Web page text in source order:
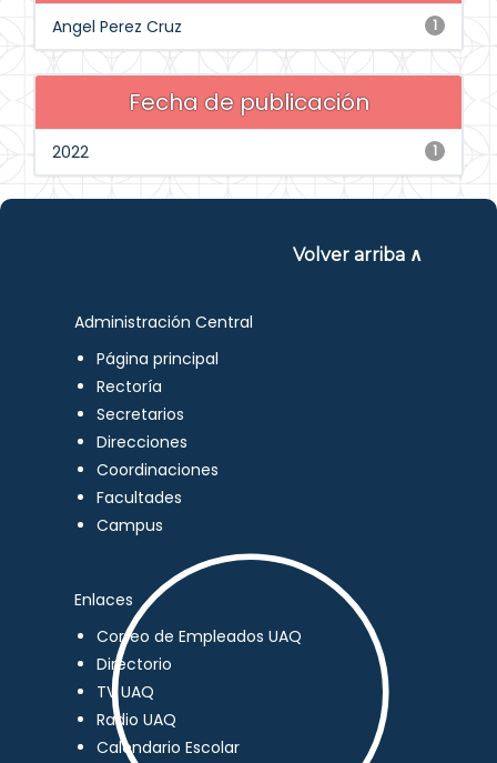
1
Angel Perez Cruz
Fecha de publicación
1
2022
Volver arriba ∧
Administración Central
Página principal
Rectoría
Secretarios
Direcciones
Coordinaciones
Facultades
Campus
Enlaces
Correo de Empleados UAQ
Directorio
TV UAQ
Radio UAQ
Calendario Escolar